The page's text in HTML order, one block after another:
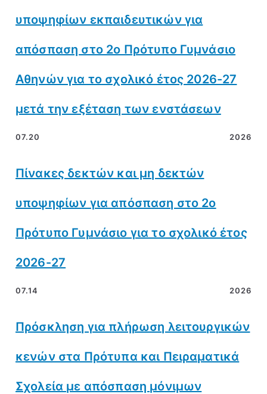
υποψηφίων εκπαιδευτικών για
απόσπαση στο 2ο Πρότυπο Γυμνάσιο
Αθηνών για το σχολικό έτος 2026-27
μετά την εξέταση των ενστάσεων
07.20 2026
Πίνακες δεκτών και μη δεκτών
υποψηφίων για απόσπαση στο 2ο
Πρότυπο Γυμνάσιο για το σχολικό έτος
2026-27
07.14 2026
Πρόσκληση για πλήρωση λειτουργικών
κενών στα Πρότυπα και Πειραματικά
Σχολεία με απόσπαση μόνιμων